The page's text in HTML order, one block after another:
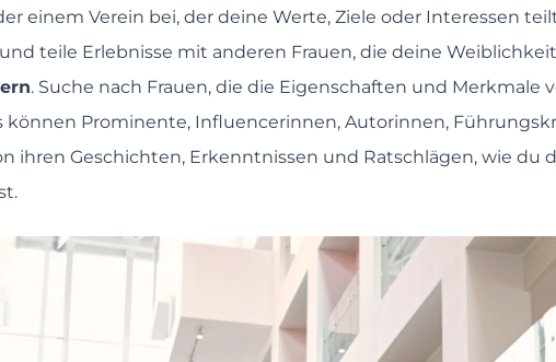
einem Verein bei, der deine Werte, Ziele oder Interessen
teile Erlebnisse mit anderen Frauen, die deine
. Suche nach Frauen, die die Eigenschaften und
können Prominente, Influencerinnen, Autorinnen,
ihren Geschichten, Erkenntnissen und Ratschlägen, wie